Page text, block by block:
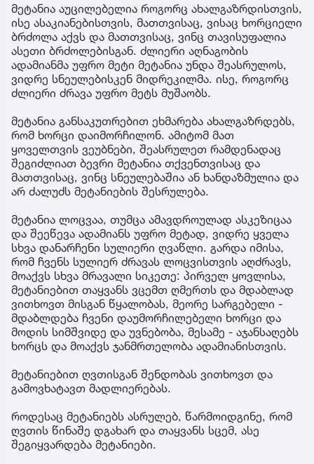
მეტანია აუცილებელია როგორც ახალგაზრდისთვის,
ისე ასაკიანებისთვის, მათთვისაც, ვისაც ხორციელი
ბრძოლა აქვს და მათთვისაც, ვინც თავისუფალია
ასეთი ბრძოლებისგან. ძლიერი აღნაგობის
ადამიანმა უფრო მეტი მეტანია უნდა შეასრულოს,
ვიდრე სნეულებისკენ მიდრეკილმა. ისე, როგორც
ძლიერი ძრავა უფრო მეტს მუშაობს.
მეტანია განსაკუთრებით ეხმარება ახალგაზრდებს,
რომ ხორცი დაიმორჩილონ. ამიტომ მათ
ყოველთვის ვეუბნები, შეასრულეთ რამდენადაც
შეგიძლიათ ბევრი მეტანია თქვენთვისაც და
მათთვისაც, ვინც სნეულებაშია ან ხანდაზმულია და
არ ძალუძს მეტანიების შესრულება.
მეტანია ლოცვაა, თუმცა ამავდროულად ასკეზიცაა
და შეეწევა ადამიანს უფრო მეტად, ვიდრე ყველა
სხვა დანარჩენი სულიერი ღვაწლი. გარდა იმისა,
რომ ჩვენს სულიერ ძრავას ლოცვისთვის აღძრავს,
მოაქვს სხვა მრავალი სიკეთე: პირველ ყოვლისა,
მეტანიებით თაყვანს ვცემთ ღმერთს და მდაბლად
ვითხოვთ მისგან წყალობას, მეორე სარგებელი -
მდაბლდება ჩვენი დაუმორჩილებელი ხორცი და
მოდის სიმშვიდე და უვნებობა, მესამე - აჯანსაღებს
ხორცს და მოაქვს ჯანმრთელობა ადამიანისთვის.
მეტანიებით ღვთისგან შენდობას ვითხოვთ და
გამოვხატავთ მადლიერებას.
როდესაც მეტანიებს ასრულებ, წარმოიდგინე, რომ
ღვთის წინაშე დგახარ და თაყვანს სცემ, ასე
შეგიყვარდება მეტანიები.